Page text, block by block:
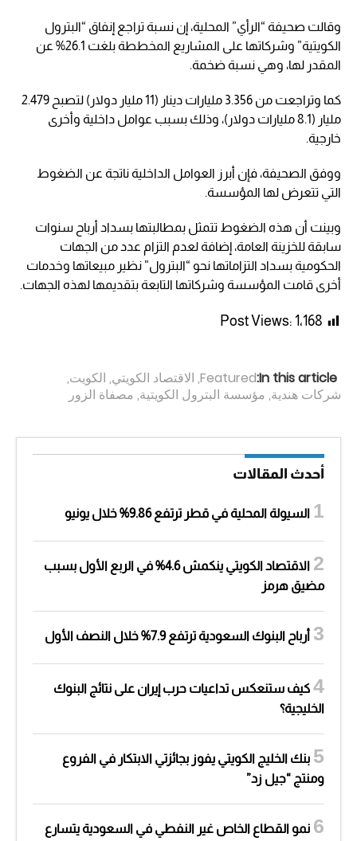
وقالت صحيفة “الرأي” المحلية، إن نسبة تراجع إنفاق “البترول
الكويتية” وشركاتها على المشاريع المخططة بلغت 26.1% عن
المقدر لها، وهي نسبة ضخمة.
كما وتراجعت من 3.356 مليارات دينار (11 مليار دولار) لتصبح 2.479
مليار (8.1 مليارات دولار)، وذلك بسبب عوامل داخلية وأخرى
خارجية.
ووفق الصحيفة، فإن أبرز العوامل الداخلية ناتجة عن الضغوط
التي تتعرض لها المؤسسة.
وبينت أن هذه الضغوط تتمثل بمطالبتها بسداد أرباح سنوات
سابقة للخزينة العامة، إضافة لعدم التزام عدد من الجهات
الحكومية بسداد التزاماتها نحو “البترول” نظير مبيعاتها وخدمات
أخرى قامت المؤسسة وشركاتها التابعة بتقديمها لهذه الجهات.
Post Views: 1٬168
In this article:
Featured
, الاقتصاد الكويتي, الكويت,
شركات هندية, مؤسسة البترول الكويتية, مصفاة الزور
أحدث المقالات
السيولة المحلية في قطر ترتفع 9.86% خلال يونيو
الاقتصاد الكويتي ينكمش 4.6% في الربع الأول بسبب
مضيق هرمز
أرباح البنوك السعودية ترتفع 7.9% خلال النصف الأول
كيف ستنعكس تداعيات حرب إيران على نتائج البنوك
الخليجية؟
بنك الخليج الكويتي يفوز بجائزتي الابتكار في الفروع
ومنتج “جيل زد”
نمو القطاع الخاص غير النفطي في السعودية يتسارع